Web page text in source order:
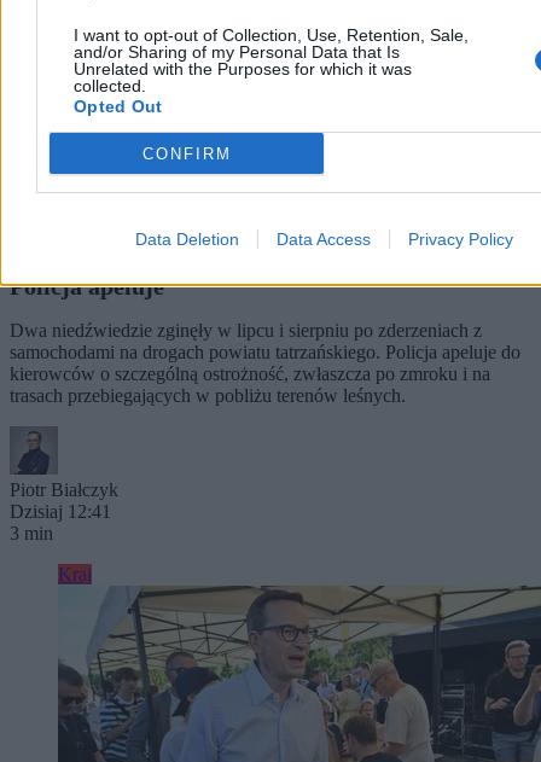
I want to opt-out of Collection, Use, Retention, Sale,
and/or Sharing of my Personal Data that Is
Unrelated with the Purposes for which it was
collected.
Opted Out
CONFIRM
Data Deletion Data Access Privacy Policy
Niedźwiedzie zginęły pod kołami aut w Tatrach.
Policja apeluje
Dwa niedźwiedzie zginęły w lipcu i sierpniu po zderzeniach z
samochodami na drogach powiatu tatrzańskiego. Policja apeluje do
kierowców o szczególną ostrożność, zwłaszcza po zmroku i na
trasach przebiegających w pobliżu terenów leśnych.
Piotr Białczyk
Dzisiaj 12:41
3 min
Kraj